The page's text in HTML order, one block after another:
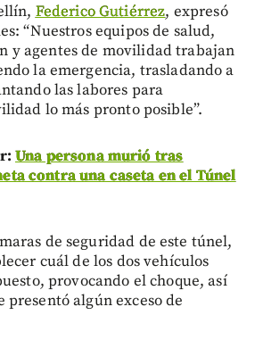
Federico Gutiérrez, expresó
“Nuestros equipos de salud,
y agentes de movilidad trabajan
la emergencia, trasladando a
las labores para
lo más pronto posible”.
Una persona murió tras
contra una caseta en el Túnel
de seguridad de este túnel,
cuál de los dos vehículos
provocando el choque, así
presentó algún exceso de